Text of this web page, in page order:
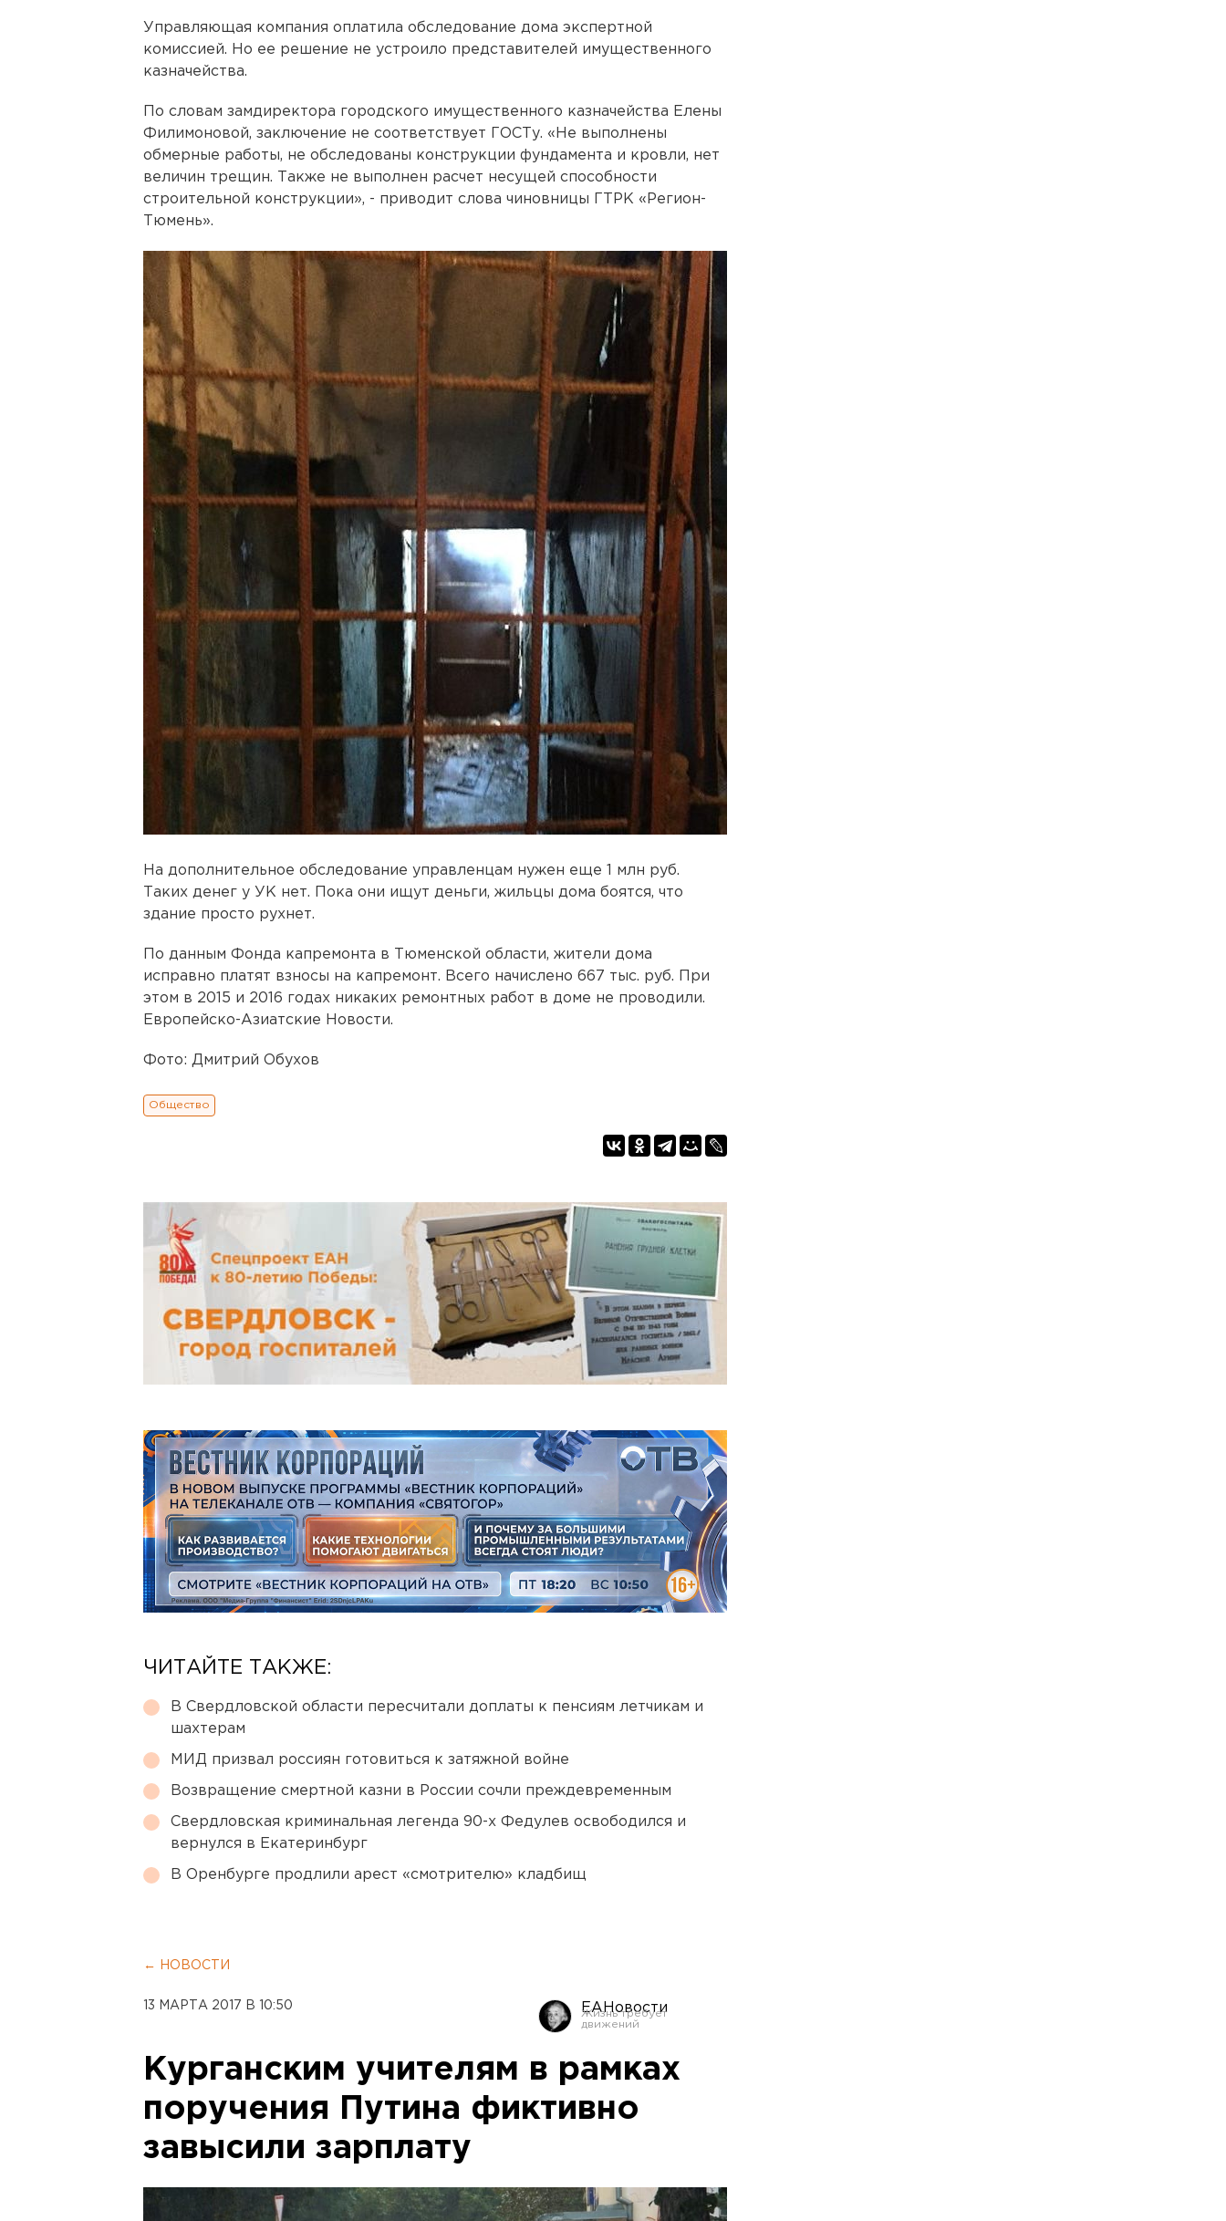
Управляющая компания оплатила обследование дома экспертной
комиссией. Но ее решение не устроило представителей имущественного
казначейства.
По словам замдиректора городского имущественного казначейства Елены
Филимоновой, заключение не соответствует ГОСТу. «Не выполнены
обмерные работы, не обследованы конструкции фундамента и кровли, нет
величин трещин. Также не выполнен расчет несущей способности
строительной конструкции», - приводит слова чиновницы ГТРК «Регион-
Тюмень».
На дополнительное обследование управленцам нужен еще 1 млн руб.
Таких денег у УК нет. Пока они ищут деньги, жильцы дома боятся, что
здание просто рухнет.
По данным Фонда капремонта в Тюменской области, жители дома
исправно платят взносы на капремонт. Всего начислено 667 тыс. руб. При
этом в 2015 и 2016 годах никаких ремонтных работ в доме не проводили.
Европейско-Азиатские Новости.
Фото: Дмитрий Обухов
Общество
ЧИТАЙТЕ ТАКЖЕ:
В Свердловской области пересчитали доплаты к пенсиям летчикам и
шахтерам
МИД призвал россиян готовиться к затяжной войне
Возвращение смертной казни в России сочли преждевременным
Свердловская криминальная легенда 90-х Федулев освободился и
вернулся в Екатеринбург
В Оренбурге продлили арест «смотрителю» кладбищ
← НОВОСТИ
13 МАРТА 2017 В 10:50 ЕАНовости
Курганским учителям в рамках
поручения Путина фиктивно
завысили зарплату